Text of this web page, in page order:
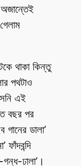
থাকা কিন্তু
পথটাও
এই
বছর পর
ডালা’
ঢালা’।